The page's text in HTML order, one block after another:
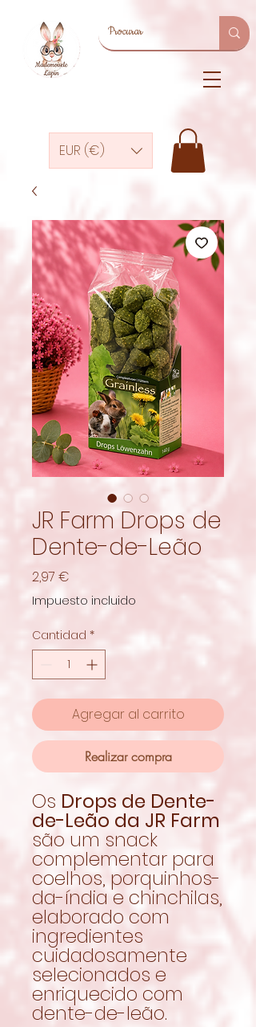
EUR (€)
JR Farm Drops de
Dente-de-Leão
2,97 €
Impuesto incluido
Cantidad *
Agregar al carrito
Realizar compra
Os Drops de Dente-
de-Leão da JR Farm
são um snack
complementar para
coelhos, porquinhos-
da-índia e chinchilas,
elaborado com
ingredientes
cuidadosamente
selecionados e
enriquecido com
dente-de-leão.